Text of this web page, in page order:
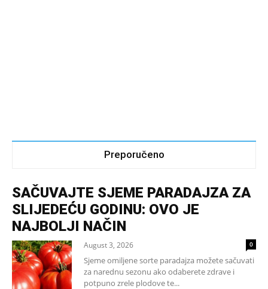
Preporučeno
SAČUVAJTE SJEME PARADAJZA ZA
SLIJEDEĆU GODINU: OVO JE
NAJBOLJI NAČIN
August 3, 2026 0
Sjeme omiljene sorte paradajza možete sačuvati
za narednu sezonu ako odaberete zdrave i
potpuno zrele plodove te...